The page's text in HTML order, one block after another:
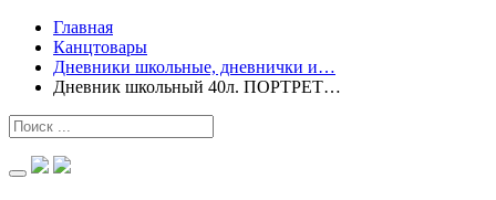
Главная
Канцтовары
Дневники школьные, дневнички и…
Дневник школьный 40л. ПОРТРЕТ…